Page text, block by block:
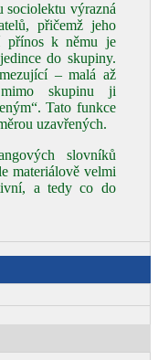
sociolektu výrazná
přičemž jeho
přínos k němu je
do skupiny.
– malá až
mimo skupinu ji
Tato funkce
uzavřených.
slovníků
materiálově velmi
a tedy co do